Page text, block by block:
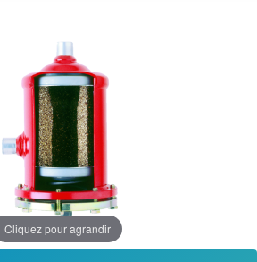
Cliquez pour agrandir